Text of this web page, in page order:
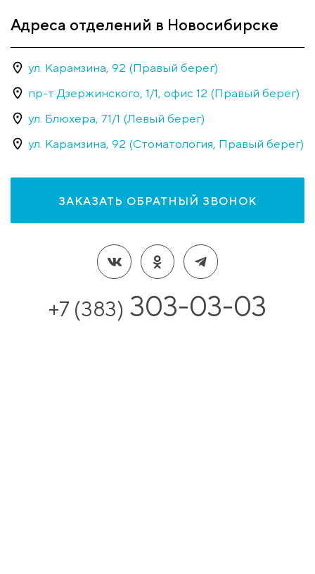
Адреса отделений в Новосибирске
ул. Карамзина, 92 (Правый берег)
пр-т Дзержинского, 1/1, офис 12 (Правый берег)
ул. Блюхера, 71/1 (Левый берег)
ул. Карамзина, 92 (Стоматология, Правый берег)
ЗАКАЗАТЬ ОБРАТНЫЙ ЗВОНОК
+7 (383) 303-03-03